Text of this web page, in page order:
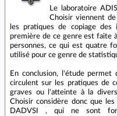
Le laboratoire
Choisir viennent
les pratiques de copiage
première de ce genre est faite
personnes, ce qui est quatre
utilisé pour ce genre de
En conclusion, l'étude
circulent sur les pratiques de
graves ou l'atteinte à la
Choisir considère donc que
DADVSI , qui ne sont